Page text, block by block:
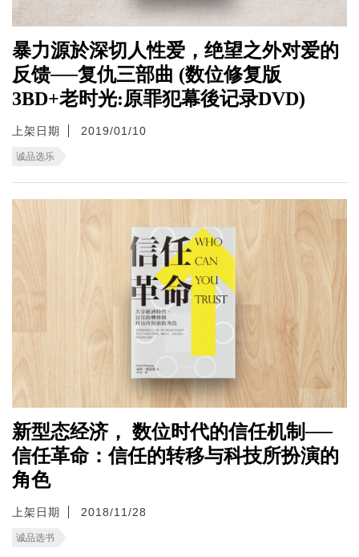
暴力源於深切人性爱，绝望之外对爱的
反馈──复仇三部曲 (数位修复版
3BD+老时光:原罪犯幕後记录DVD)
上架日期 2019/01/10
诚品选乐
新型态经济， 数位时代的信任机制──
信任革命：信任的转移与科技所扮演的
角色
上架日期 2018/11/28
诚品选书